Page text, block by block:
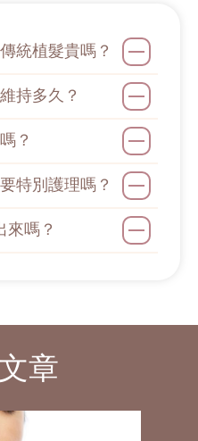
統植髮貴嗎？
持多久？
？
特別護理嗎？
來嗎？
章